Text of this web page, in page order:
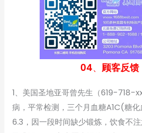
04、 顾客反馈
1、美国圣地亚哥曾先生（619-718-
病，平常检测，三个月血糖A1C(糖
6.3，因一段时间缺少锻炼，饮食不